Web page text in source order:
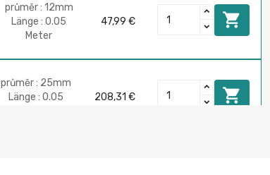
průměr : 12mm
Länge : 0.05
Meter
47,99 € 
průměr : 25mm
Länge : 0.05
208,31 € 